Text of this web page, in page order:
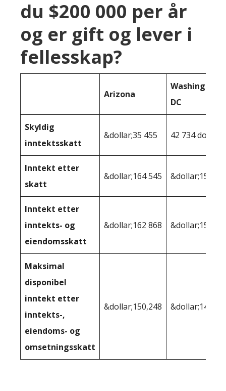
du $200 000 per år
og er gift og lever i
fellesskap?
Arizona
Washington
DC
Skyldig
inntektsskatt
&dollar;35 455 42 734 dollar
Inntekt etter
skatt
&dollar;164 545
Inntekt etter
inntekts- og
eiendomsskatt
&dollar;162 868
Maksimal
disponibel
inntekt etter
inntekts-,
eiendoms- og
omsetningsskatt
&dollar;150,248 &dollar;144